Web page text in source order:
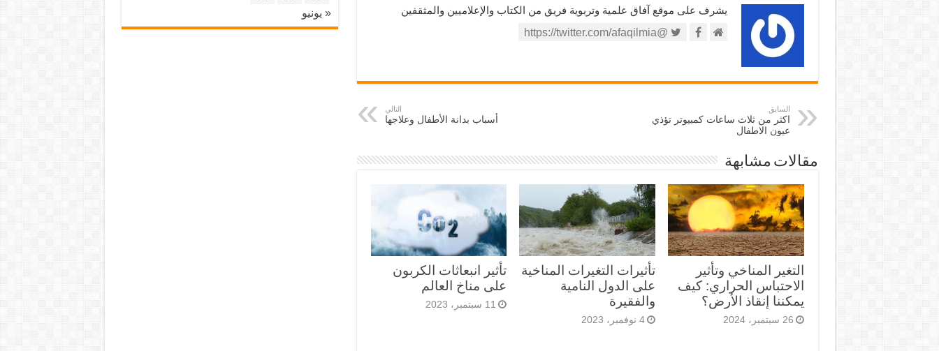
يشرف على موقع آفاق علمية وتربوية فريق من الكتاب والإعلاميين والمثقفين
@https://twitter.com/afaqilmia
السابق
اكثر من ثلاث ساعات كمبيوتر تؤذي
عيون الاطفال
التالي
أسباب بدانة الأطفال وعلاجها
مقالات مشابهة
التغير المناخي وتأثير
الاحتباس الحراري: كيف
يمكننا إنقاذ الأرض؟
26 سبتمبر، 2024
تأثيرات التغيرات المناخية
على الدول النامية
والفقيرة
4 نوفمبر، 2023
تأثير انبعاثات الكربون
على مناخ العالم
11 سبتمبر، 2023
« يونيو